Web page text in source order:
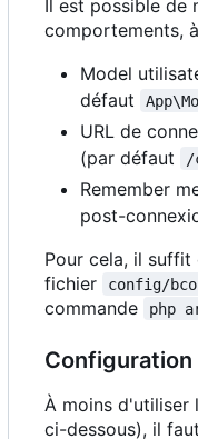
Il est possible de
comportements,
Model
défaut
URL de
(par défaut
/
Remember
post-
Pour cela, il
fichier
config/
commande
php
Configuration
À moins d'utiliser
ci-dessous), il